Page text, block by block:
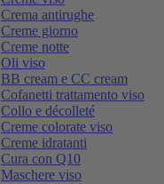
Crema antirughe
Creme giorno
Creme notte
Oli viso
BB cream e CC cream
Cofanetti trattamento viso
Collo e décolleté
Creme colorate viso
Creme idratanti
Cura con Q10
Maschere viso